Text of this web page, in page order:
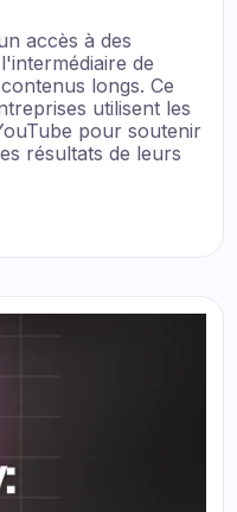
accès à des
de
longs. Ce
utilisent les
pour soutenir
résultats de leurs